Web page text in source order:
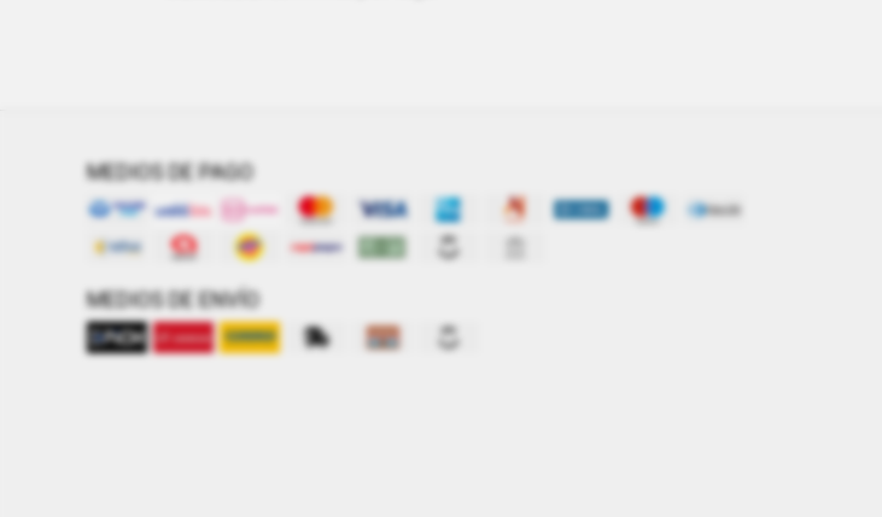
MEDIOS DE PAGO
MEDIOS DE ENVÍO